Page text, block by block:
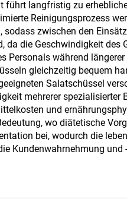
führt langfristig zu
Reinigungsprozess
sodass zwischen den
da die Geschwindigkeit des
Personals während
gleichzeitig bequem
Salatschüssel
mehrerer spezialisierter
und
wo diätetische
bei, wodurch die
Kundenwahrnehmung und